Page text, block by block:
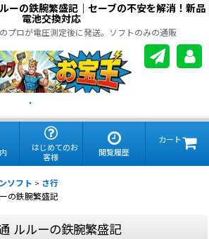
ーの鉄腕繁盛記｜セーブの不安を解消！新品
電池交換対応
プロが電圧測定後に発送。ソフトのみの通販
.
はじめてのお
客様
閲覧履歴
カート
ソフト > さ行
の鉄腕繁盛記
ルルーの鉄腕繁盛記